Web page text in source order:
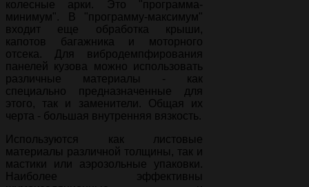
колесные арки. Это "программа-
минимум". В "программу-максимум"
входит еще обработка крыши,
капотов багажника и моторного
отсека. Для вибродемпфирования
панелей кузова можно использовать
различные материалы - как
специально предназначенные для
этого, так и заменители. Общая их
черта - большая внутренняя вязкость.
Используются как листовые
материалы различной толщины, так и
мастики или аэрозольные упаковки.
Наиболее эффективны